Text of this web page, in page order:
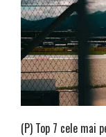
(P) Top 7 cele mai